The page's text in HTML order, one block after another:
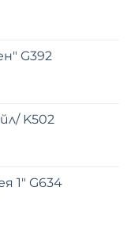
G392
K502
1" G634